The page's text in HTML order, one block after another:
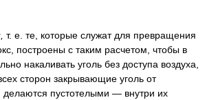
т. е. те, которые служат для превращения
построены с таким расчетом, чтобы в
накаливать уголь без доступа воздуха,
сторон закрывающие уголь от
делаются пустотелыми — внутри их